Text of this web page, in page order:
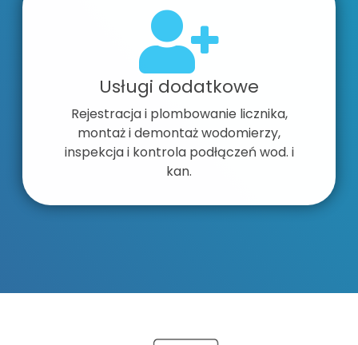
Usługi dodatkowe
Rejestracja i plombowanie licznika,
montaż i demontaż wodomierzy,
inspekcja i kontrola podłączeń wod. i
kan.